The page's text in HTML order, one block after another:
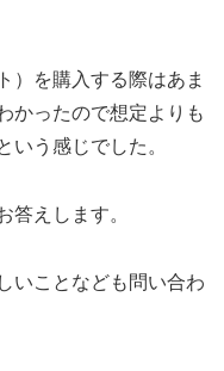
）を購入する際はあま
かったので想定よりも
いう感じでした。
答えします。
いことなども問い合わ